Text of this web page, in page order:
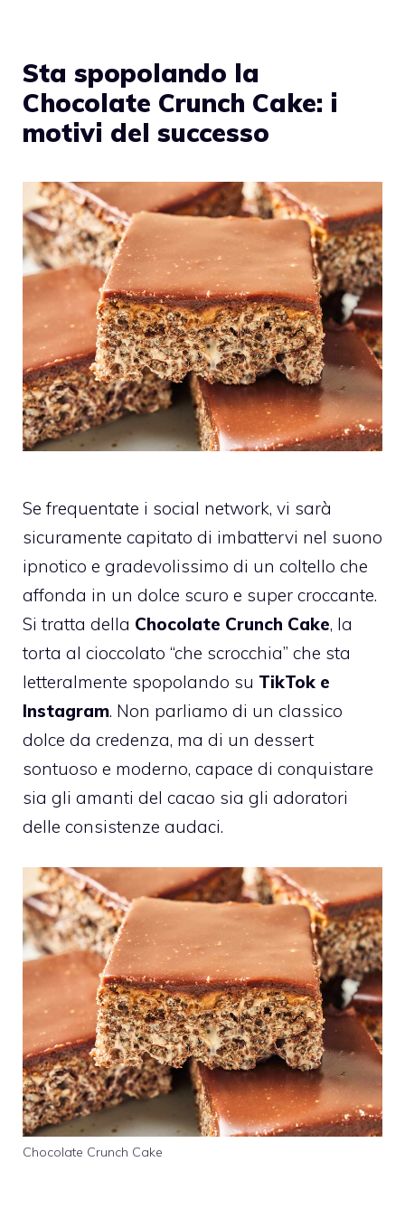
Sta spopolando la
Chocolate Crunch Cake: i
motivi del successo
Se frequentate i social network, vi sarà
sicuramente capitato di imbattervi nel suono
ipnotico e gradevolissimo di un coltello che
affonda in un dolce scuro e super croccante.
Si tratta della Chocolate Crunch Cake, la
torta al cioccolato “che scrocchia” che sta
letteralmente spopolando su TikTok e
Instagram. Non parliamo di un classico
dolce da credenza, ma di un dessert
sontuoso e moderno, capace di conquistare
sia gli amanti del cacao sia gli adoratori
delle consistenze audaci.
Chocolate Crunch Cake